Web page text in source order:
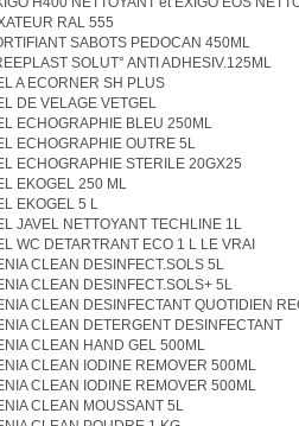
RAL 555
SABOTS PEDOCAN 450ML
SOLUT° ANTI ADHESIV.125ML
A ECORNER SH PLUS
DE VELAGE VETGEL
ECHOGRAPHIE BLEU 250ML
ECHOGRAPHIE OUTRE 5L
ECHOGRAPHIE STERILE 20GX25
EKOGEL 250 ML
EKOGEL 5 L
JAVEL NETTOYANT TECHLINE 1L
WC DETARTRANT ECO 1 L LE VRAI
CLEAN DESINFECT.SOLS 5L
CLEAN DESINFECT.SOLS+ 5L
CLEAN DESINFECTANT QUOTIDIEN
CLEAN DETERGENT DESINFECTANT
CLEAN HAND GEL 500ML
CLEAN IODINE REMOVER 500ML
CLEAN IODINE REMOVER 500ML
CLEAN MOUSSANT 5L